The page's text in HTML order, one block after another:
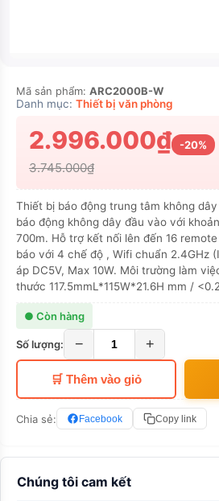
Chúng tôi cam kết
Mã sản phẩm: ARC2000B-W
Danh mục: Thiết bị văn phòng
2.996.000₫ -20%
3.745.000₫
Thiết bị báo động trung tâm không
báo động không dây đầu vào với
700m. Hỗ trợ kết nối lên đến 16
báo với 4 chế độ , Wifi chuẩn 2.4GHz
áp DC5V, Max 10W. Môi trường làm
thước 117.5mmL*115W*21.6H mm /
● Còn hàng
Số lượng: − +
🛒 Thêm vào giỏ
Chia sẻ: Facebook Copy link